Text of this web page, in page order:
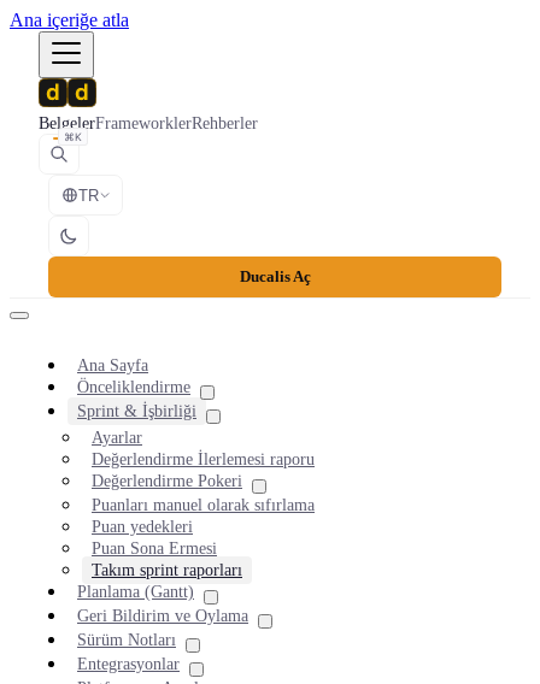
Ana içeriğe atla
BelgelerFrameworklerRehberler
⌘K
TR
Ducalis Aç
Ana Sayfa
Önceliklendirme
Sprint & İşbirliği
Ayarlar
Değerlendirme İlerlemesi raporu
Değerlendirme Pokeri
Puanları manuel olarak sıfırlama
Puan yedekleri
Puan Sona Ermesi
Takım sprint raporları
Planlama (Gantt)
Geri Bildirim ve Oylama
Sürüm Notları
Entegrasyonlar